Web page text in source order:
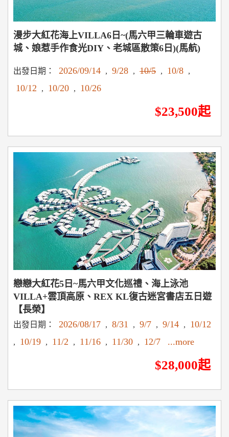
漫步大紅花海上VILLA6日~(馬六甲三輪車遊古
城、娘惹手作食光DIY、老城區散策6日)(馬航)
出發日期： 2026/09/14 , 9/28 , 10/5 , 10/8 ,
10/12 , 10/20 , 10/26
$23,500起
戀戀大紅花5日~馬六甲文化巡禮、海上泳池
VILLA+雲頂高原、REX KL復古迷宮書店五日遊
【長榮】
出發日期： 2026/08/17 , 8/31 , 9/7 , 9/14 , 10/12
, 10/19 , 11/2 , 11/16 , 11/30 , 12/7 ...more
$28,000起